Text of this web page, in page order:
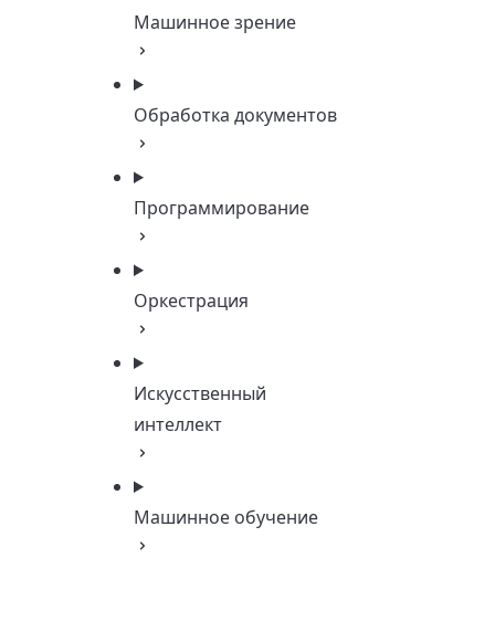
Машинное зрение
Обработка документов
Программирование
Оркестрация
Искусственный
интеллект
Машинное обучение